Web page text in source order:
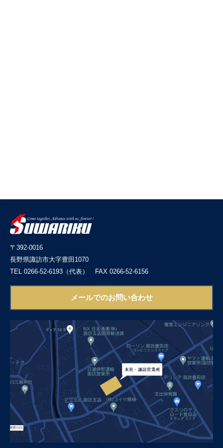
〒392-0016
長野県諏訪市大字豊田1070
TEL 0266-52-6193（代表）
FAX 0266-52-6156
メールでのお問い合わせ